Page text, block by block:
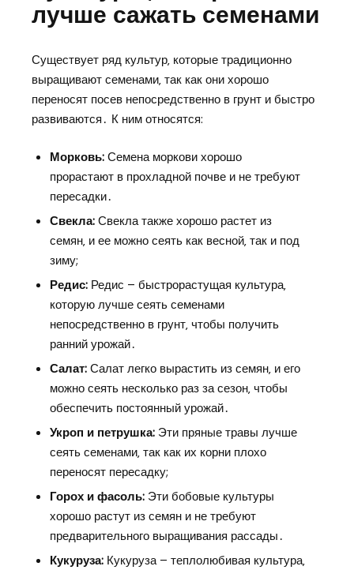
лучше сажать семенами
Существует ряд культур‚ которые традиционно
выращивают семенами‚ так как они хорошо
переносят посев непосредственно в грунт и быстро
развиваются․ К ним относятся:
Морковь:Семена моркови хорошо
прорастают в прохладной почве и не требуют
пересадки․
Свекла:Свекла также хорошо растет из
семян‚ и ее можно сеять как весной‚ так и под
зиму;
Редис:Редис – быстрорастущая культура‚
которую лучше сеять семенами
непосредственно в грунт‚ чтобы получить
ранний урожай․
Салат:Салат легко вырастить из семян‚ и его
можно сеять несколько раз за сезон‚ чтобы
обеспечить постоянный урожай․
Укроп и петрушка:Эти пряные травы лучше
сеять семенами‚ так как их корни плохо
переносят пересадку;
Горох и фасоль:Эти бобовые культуры
хорошо растут из семян и не требуют
предварительного выращивания рассады․
Кукуруза:Кукуруза – теплолюбивая культура‚